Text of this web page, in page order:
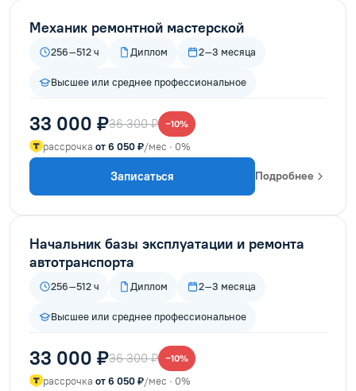
Механик ремонтной мастерской
256–512 ч Диплом 2–3 месяца
Высшее или среднее профессиональное
33 000 ₽36 300 ₽ −10%
рассрочка от 6 050 ₽/мес · 0%
Записаться Подробнее
Начальник базы эксплуатации и ремонта
автотранспорта
256–512 ч Диплом 2–3 месяца
Высшее или среднее профессиональное
33 000 ₽36 300 ₽ −10%
рассрочка от 6 050 ₽/мес · 0%